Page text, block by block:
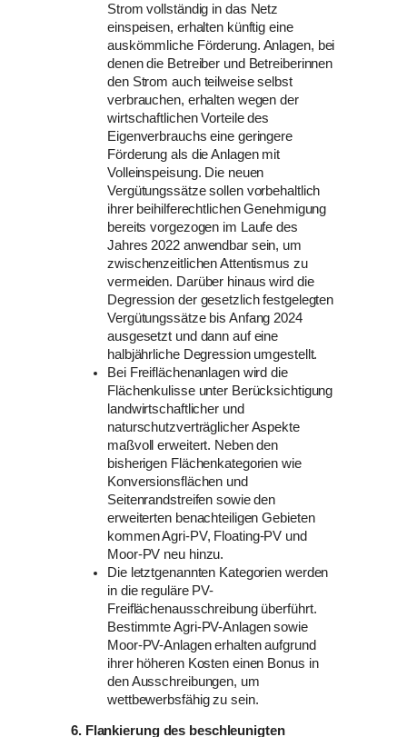
Strom vollständig in das Netz
einspeisen, erhalten künftig eine
auskömmliche Förderung. Anlagen, bei
denen die Betreiber und Betreiberinnen
den Strom auch teilweise selbst
verbrauchen, erhalten wegen der
wirtschaftlichen Vorteile des
Eigenverbrauchs eine geringere
Förderung als die Anlagen mit
Volleinspeisung. Die neuen
Vergütungssätze sollen vorbehaltlich
ihrer beihilferechtlichen Genehmigung
bereits vorgezogen im Laufe des
Jahres 2022 anwendbar sein, um
zwischenzeitlichen Attentismus zu
vermeiden. Darüber hinaus wird die
Degression der gesetzlich festgelegten
Vergütungssätze bis Anfang 2024
ausgesetzt und dann auf eine
halbjährliche Degression umgestellt.
Bei Freiflächenanlagen wird die
Flächenkulisse unter Berücksichtigung
landwirtschaftlicher und
naturschutzverträglicher Aspekte
maßvoll erweitert. Neben den
bisherigen Flächenkategorien wie
Konversionsflächen und
Seitenrandstreifen sowie den
erweiterten benachteiligen Gebieten
kommen Agri-PV, Floating-PV und
Moor-PV neu hinzu.
Die letztgenannten Kategorien werden
in die reguläre PV-
Freiflächenausschreibung überführt.
Bestimmte Agri-PV-Anlagen sowie
Moor-PV-Anlagen erhalten aufgrund
ihrer höheren Kosten einen Bonus in
den Ausschreibungen, um
wettbewerbsfähig zu sein.
6. Flankierung des beschleunigten